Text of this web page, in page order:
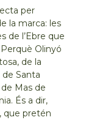
per
la marca: les
de l’Ebre que
Olinyó
de la
de Santa
de Mas de
És a dir,
que pretén